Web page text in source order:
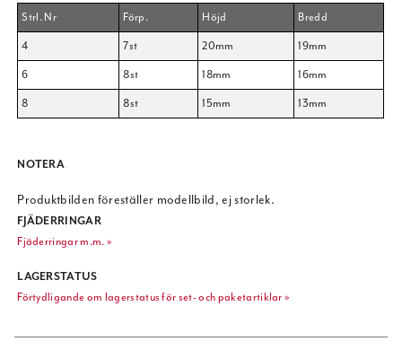
Strl. Nr Förp. Höjd
Bredd
4
7st 20mm
19mm
6
8st 18mm
16mm
8
8st 15mm 13mm
NOTERA
Produktbilden föreställer modellbild, ej storlek.
FJÄDERRINGAR
Fjäderringar m.m. »
LAGERSTATUS
Förtydligande om lagerstatus för set- och paketartiklar »